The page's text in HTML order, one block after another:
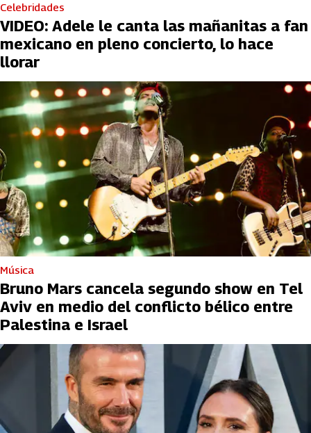
Celebridades
VIDEO: Adele le canta las mañanitas a fan
mexicano en pleno concierto, lo hace
llorar
Música
Bruno Mars cancela segundo show en Tel
Aviv en medio del conflicto bélico entre
Palestina e Israel